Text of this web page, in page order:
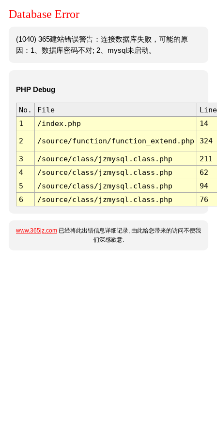
Database Error
(1040) 365建站错误警告：连接数据库失败，可能的原
因：1、数据库密码不对; 2、mysql未启动。
PHP Debug
No. File
Line
1
/index.php 14
2 /source/function/function_extend.php 324
3 /source/class/jzmysql.class.php
211
4
/source/class/jzmysql.class.php
62
5
/source/class/jzmysql.class.php
94
6
/source/class/jzmysql.class.php 76
www.365jz.com 已经将此出错信息详细记录, 由此给您带来的访问不便我
们深感歉意.